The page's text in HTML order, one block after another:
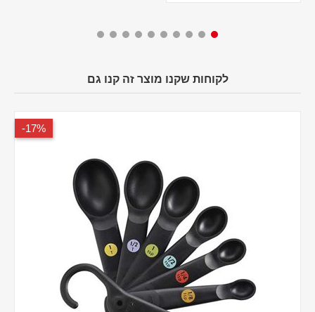
לקוחות שקנו מוצר זה קנו גם
17%-